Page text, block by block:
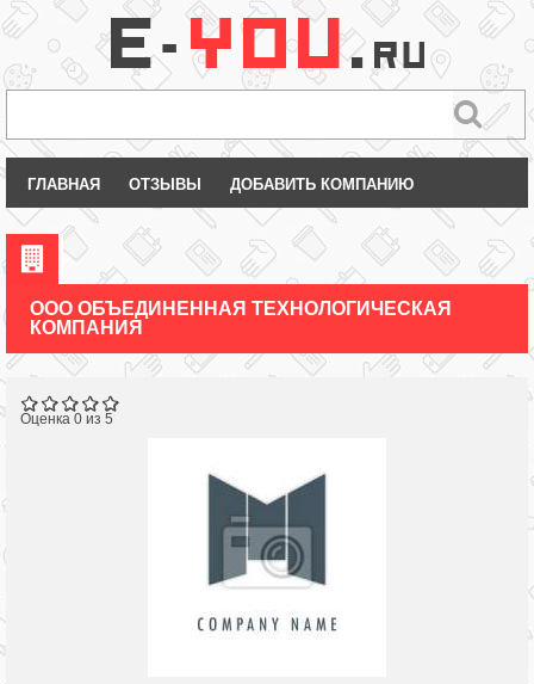
ГЛАВНАЯ ОТЗЫВЫ ДОБАВИТЬ КОМПАНИЮ
ООО ОБЪЕДИНЕННАЯ ТЕХНОЛОГИЧЕСКАЯ
КОМПАНИЯ
Оценка 0 из 5